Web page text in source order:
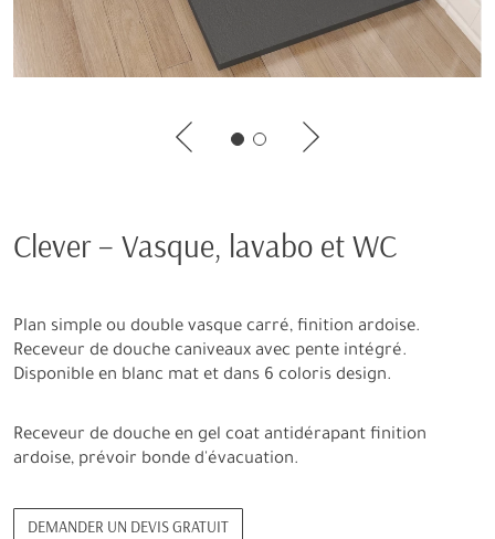
Clever – Vasque, lavabo et WC
Plan simple ou double vasque carré, finition ardoise.
Receveur de douche caniveaux avec pente intégré.
Disponible en blanc mat et dans 6 coloris design.
Receveur de douche en gel coat antidérapant finition
ardoise, prévoir bonde d'évacuation.
DEMANDER UN DEVIS GRATUIT